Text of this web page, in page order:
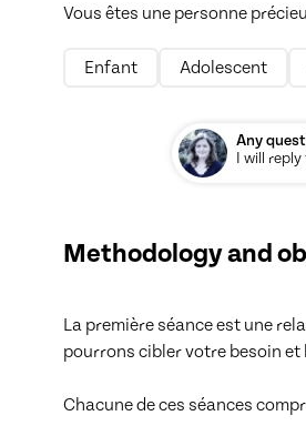
Vous êtes une personne
Enfant Adolescent
Any
I will
Methodology and
La première séance est une
pourrons cibler votre besoin et
Chacune de ces séances